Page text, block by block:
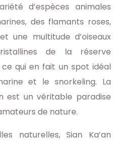
d’espèces animales
des flamants roses,
une multitude d’oiseaux
de la réserve
qui en fait un spot idéal
et le snorkeling. La
est un véritable paradise
de nature.
naturelles, Sian Ka’an